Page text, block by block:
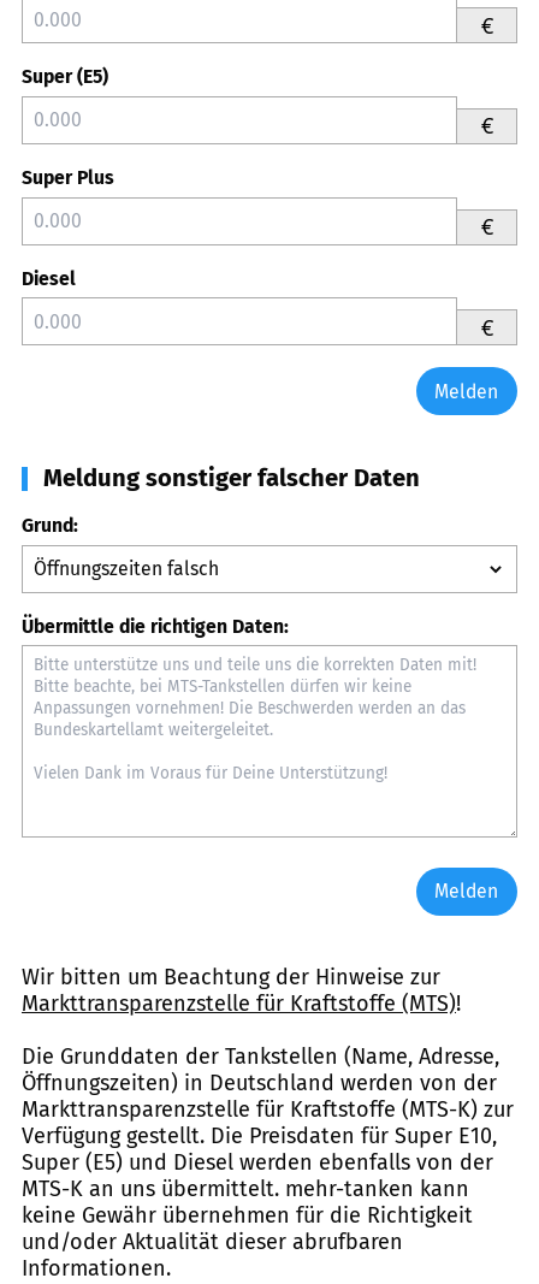
€
Super (E5)
€
Super Plus
€
Diesel
€
Melden
Meldung sonstiger falscher Daten
Grund:
Übermittle die richtigen Daten:
Melden
Wir bitten um Beachtung der Hinweise zur
Markttransparenzstelle für Kraftstoffe (MTS)!
Die Grunddaten der Tankstellen (Name, Adresse,
Öffnungszeiten) in Deutschland werden von der
Markttransparenzstelle für Kraftstoffe (MTS-K) zur
Verfügung gestellt. Die Preisdaten für Super E10,
Super (E5) und Diesel werden ebenfalls von der
MTS-K an uns übermittelt. mehr-tanken kann
keine Gewähr übernehmen für die Richtigkeit
und/oder Aktualität dieser abrufbaren
Informationen.